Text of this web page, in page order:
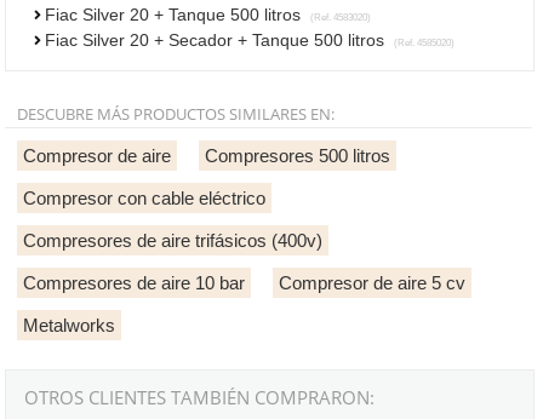
Fiac Silver 20 + Tanque 500 litros (Ref. 4583020)
Fiac Silver 20 + Secador + Tanque 500 litros (Ref. 4585020)
DESCUBRE MÁS PRODUCTOS SIMILARES EN:
Compresor de aire Compresores 500 litros
Compresor con cable eléctrico
Compresores de aire trifásicos (400v)
Compresores de aire 10 bar Compresor de aire 5 cv
Metalworks
OTROS CLIENTES TAMBIÉN COMPRARON: